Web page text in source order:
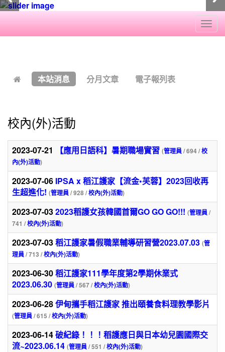
本站消息 分月文章 電子報列表
校內(外)活動
2023-07-21 【應用日語科】暑期職場實習 (管理員/ 694 /校
內(外)活動)
2023-07-06 IPSA x 稻江護家【流金•芙蓉】2023回收再
生超進化! (管理員/ 928 /校內(外)活動)
2023-07-032023稻護女孩韓國首爾GO GO GO!!! (管理員/
741 /校內(外)活動)
2023-07-03稻江護家暑假職業輔導研習營2023.07.03 (管
理員/ 713 /校內(外)活動)
2023-06-30稻江護家111學年度第2學期休業式
2023.06.30 (管理員/ 567 /校內(外)活動)
2023-06-28伊甸攜手稻江護家 推出頤養食料理教學影片
(管理員/ 615 /校內(外)活動)
2023-06-14破紀錄！！！稻護應日與日本幼兒園國際交
流~2023.06.14 (管理員/ 551 /校內(外)活動)